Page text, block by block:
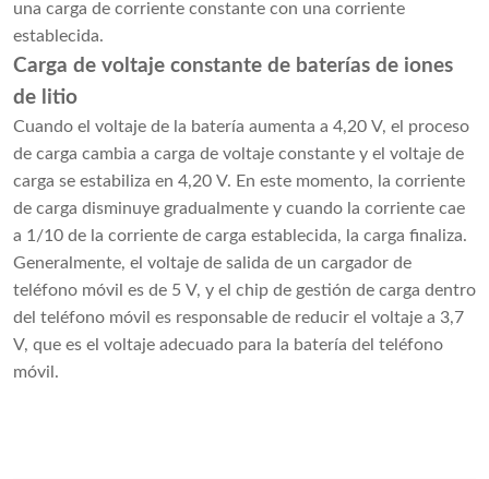
una carga de corriente constante con una corriente
establecida.
Carga de voltaje constante de baterías de iones
de litio
Cuando el voltaje de la batería aumenta a 4,20 V, el proceso
de carga cambia a carga de voltaje constante y el voltaje de
carga se estabiliza en 4,20 V. En este momento, la corriente
de carga disminuye gradualmente y cuando la corriente cae
a 1/10 de la corriente de carga establecida, la carga finaliza.
Generalmente, el voltaje de salida de un cargador de
teléfono móvil es de 5 V, y el chip de gestión de carga dentro
del teléfono móvil es responsable de reducir el voltaje a 3,7
V, que es el voltaje adecuado para la batería del teléfono
móvil.